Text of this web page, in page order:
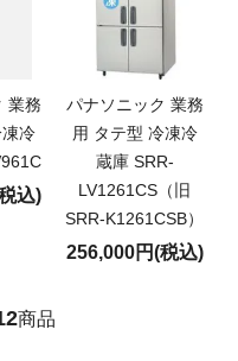
業務
冷
込)
パナソニック 業務
用 タテ型 冷凍冷
蔵庫 SRR-
LV1261CS（旧
SRR-K1261CSB）
256,000円(税込)
商品